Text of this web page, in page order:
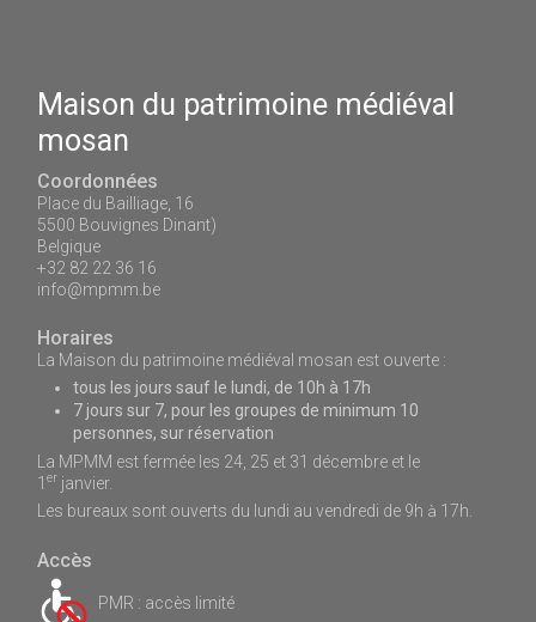
Maison du patrimoine médiéval
mosan
Coordonnées
Place du Bailliage, 16
5500 Bouvignes Dinant)
Belgique
+32 82 22 36 16
info@mpmm.be
Horaires
La Maison du patrimoine médiéval mosan est ouverte :
tous les jours sauf le lundi, de 10h à 17h
7 jours sur 7, pour les groupes de minimum 10
personnes, sur réservation
La MPMM est fermée les 24, 25 et 31 décembre et le
1er janvier.
Les bureaux sont ouverts du lundi au vendredi de 9h à 17h.
Accès
PMR : accès limité